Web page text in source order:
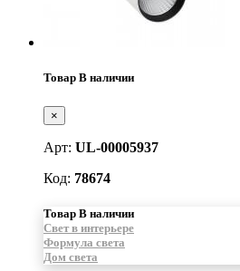
Товар В наличии
×
Арт: UL-00005937
Код: 78674
Товар В наличии
Свет в интерьере
Формула света
Дом света